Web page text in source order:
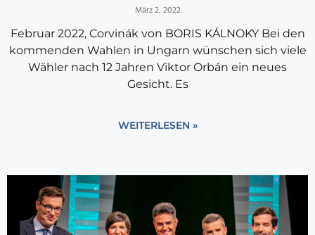
März 2, 2022
Februar 2022, Corvinák von BORIS KÁLNOKY Bei den
kommenden Wahlen in Ungarn wünschen sich viele
Wähler nach 12 Jahren Viktor Orbán ein neues
Gesicht. Es
WEITERLESEN »